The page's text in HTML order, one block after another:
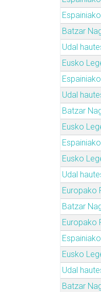
Batzar
Udal
Eusko
Udal
Batzar
Eusko
Eusko
Udal
Europako
Batzar
Europako
Eusko
Udal
Batzar